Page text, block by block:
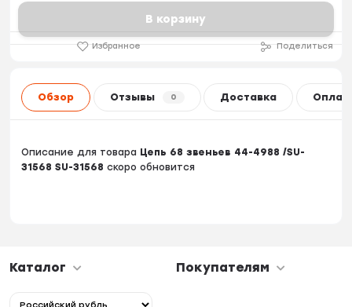
В корзину
Избранное Поделиться
Обзор Отзывы 0 Доставка
Описание для товара Цепь 68 звеньев 44-4988 /SU-
31568 SU-31568 скоро обновится
Каталог Покупателям